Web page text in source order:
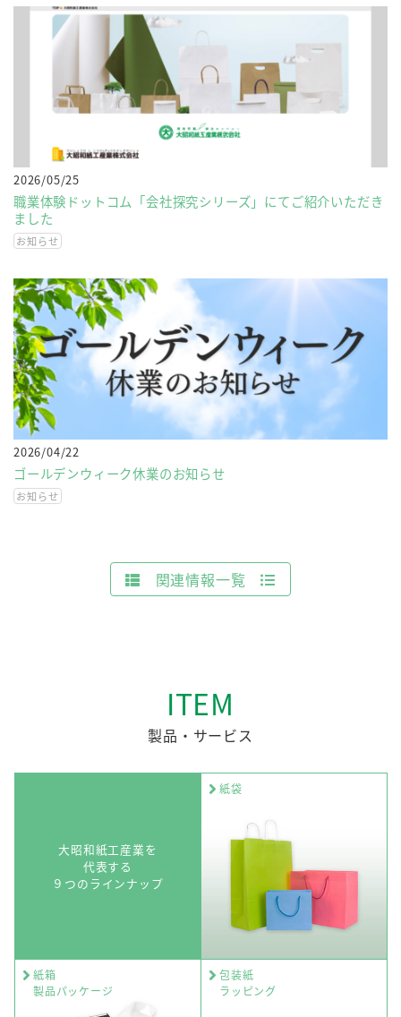
2026/05/25
職業体験ドットコム「会社探究シリーズ」にてご紹介いただき
ました
お知らせ
2026/04/22
ゴールデンウィーク休業のお知らせ
お知らせ
関連情報一覧
ITEM
製品・サービス
大昭和紙工産業を
代表する
９つのラインナップ
紙袋
紙箱
製品パッケージ
包装紙
ラッピング